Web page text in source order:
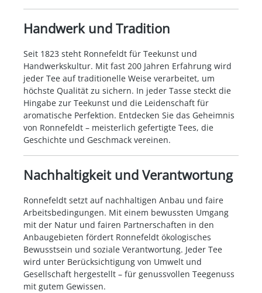
Handwerk und Tradition
Seit 1823 steht Ronnefeldt für Teekunst und
Handwerkskultur. Mit fast 200 Jahren Erfahrung wird
jeder Tee auf traditionelle Weise verarbeitet, um
höchste Qualität zu sichern. In jeder Tasse steckt die
Hingabe zur Teekunst und die Leidenschaft für
aromatische Perfektion. Entdecken Sie das Geheimnis
von Ronnefeldt – meisterlich gefertigte Tees, die
Geschichte und Geschmack vereinen.
Nachhaltigkeit und Verantwortung
Ronnefeldt setzt auf nachhaltigen Anbau und faire
Arbeitsbedingungen. Mit einem bewussten Umgang
mit der Natur und fairen Partnerschaften in den
Anbaugebieten fördert Ronnefeldt ökologisches
Bewusstsein und soziale Verantwortung. Jeder Tee
wird unter Berücksichtigung von Umwelt und
Gesellschaft hergestellt – für genussvollen Teegenuss
mit gutem Gewissen.